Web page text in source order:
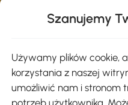
Pobierz aplikację
Szanujemy
Używamy plików cookie,
korzystania z naszej
umożliwić nam i stronom